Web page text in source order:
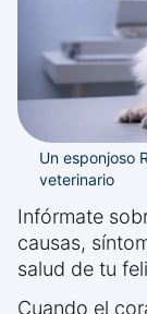
Un esponjoso
veterinario
Infórmate
causas,
salud de tu
Cuando el